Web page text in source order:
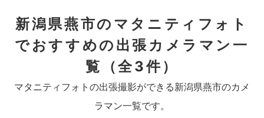
新潟県燕市のマタニティフォト
でおすすめの出張カメラマン一
覧
（全3件）
マタニティフォトの出張撮影ができる新潟県燕市のカメ
ラマン一覧です。